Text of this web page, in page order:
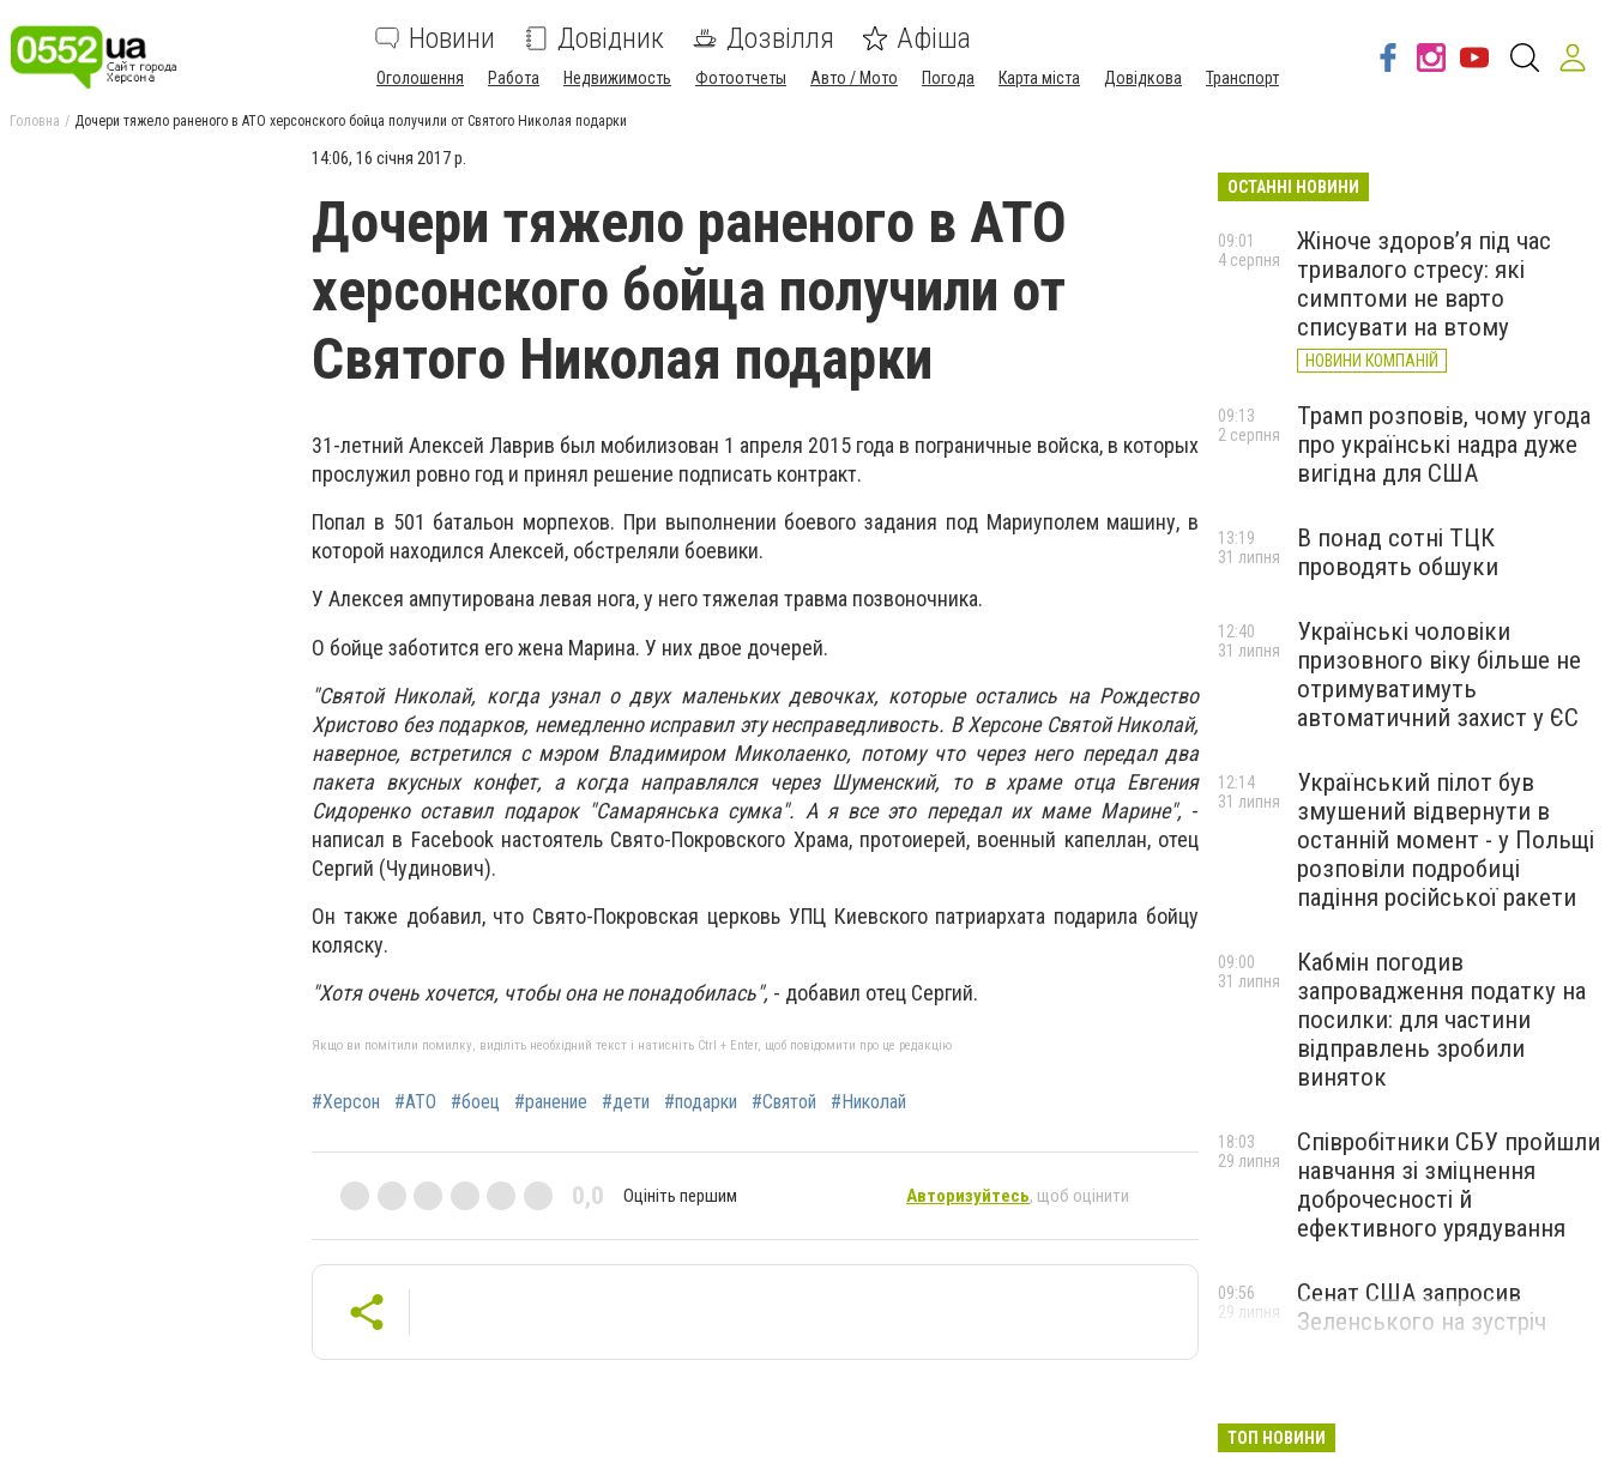
Новини Довідник Дозвілля Афіша
Оголошення Работа Недвижимость Фотоотчеты Авто / Мото Погода Карта міста Довідкова Транспорт
Головна Дочери тяжело раненого в АТО херсонского бойца получили от Святого Николая подарки
14:06, 16 січня 2017 р.
Дочери тяжело раненого в АТО
херсонского бойца получили от
Святого Николая подарки
31-летний Алексей Лаврив был мобилизован 1 апреля 2015 года в пограничные войска, в которых
прослужил ровно год и принял решение подписать контракт.
Попал в 501 батальон морпехов. При выполнении боевого задания под Мариуполем машину, в
которой находился Алексей, обстреляли боевики.
У Алексея ампутирована левая нога, у него тяжелая травма позвоночника.
О бойце заботится его жена Марина. У них двое дочерей.
"Святой Николай, когда узнал о двух маленьких девочках, которые остались на Рождество
Христово без подарков, немедленно исправил эту несправедливость. В Херсоне Святой Николай,
наверное, встретился с мэром Владимиром Миколаенко, потому что через него передал два
пакета вкусных конфет, а когда направлялся через Шуменский, то в храме отца Евгения
Сидоренко оставил подарок "Самарянська сумка". А я все это передал их маме Марине", -
написал в Facebook настоятель Свято-Покровского Храма, протоиерей, военный капеллан, отец
Сергий (Чудинович).
Он также добавил, что Свято-Покровская церковь УПЦ Киевского патриархата подарила бойцу
коляску.
"Хотя очень хочется, чтобы она не понадобилась", - добавил отец Сергий.
Якщо ви помітили помилку, виділіть необхідний текст і натисніть Ctrl + Enter, щоб повідомити про це редакцію
#Херсон #АТО #боец #ранение #дети #подарки #Святой #Николай
0,0 Оцініть першим Авторизуйтесь, щоб оцінити
ОСТАННІ НОВИНИ
Жіноче здоров’я під час
тривалого стресу: які
симптоми не варто
списувати на втому
НОВИНИ КОМПАНІЙ
09:01
4 серпня
Трамп розповів, чому угода
про українські надра дуже
вигідна для США
09:13
2 серпня
В понад сотні ТЦК
проводять обшуки
13:19
31 липня
Українські чоловіки
призовного віку більше не
отримуватимуть
автоматичний захист у ЄС
12:40
31 липня
Український пілот був
змушений відвернути в
останній момент - у Польщі
розповіли подробиці
падіння російської ракети
12:14
31 липня
Кабмін погодив
запровадження податку на
посилки: для частини
відправлень зробили
виняток
09:00
31 липня
Співробітники СБУ пройшли
навчання зі зміцнення
доброчесності й
ефективного урядування
18:03
29 липня
Сенат США запросив
Зеленського на зустріч
09:56
29 липня
ТОП НОВИНИ